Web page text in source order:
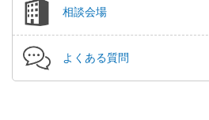
相談会場
よくある質問